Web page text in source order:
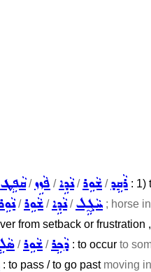
ܩܵܦܹܛ/ܦܵܙܹܙ /ܢܵܕܹܐ/ܫܵܘܹܪ /ܪܵܩܹܕ : 1)
/ܫܵܘܹܪ /ܢܵܕܹܐ/ܚܵܓ̰ܹܠ ; horse
from setback or
/ܫܵܘܹܪ /ܕܵܟܹܪ : to occur to
: to pass / to go past moving